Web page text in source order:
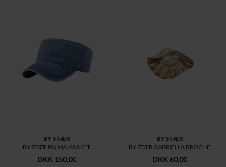
BY STÆR
BY STÆR PALMA KASKET
DKK 150,00
BY STÆR
BY STÆR GABRIELLA BROCHE
DKK 60,00